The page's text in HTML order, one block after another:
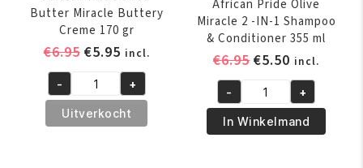
Butter Miracle Buttery
Creme 170 gr
€6.95 Oorspronkelijke
was:
€6.95.
€5.95Huidige
prijs
is:
€5.95.
incl.
African
Pride
Shea
- +
Uitverkocht
African Pride Olive
Miracle 2 -IN-1 Shampoo
& Conditioner 355 ml
€6.95
was:
€6.95.
€5.50 Huidige
prijs
is:
€5.50.
incl.
African
Pride
Olive
- +
In Winkelmand